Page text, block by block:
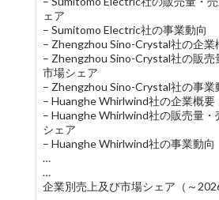
ェア
– Sumitomo Electric社の事業動向
– Zhengzhou Sino-Crystal社の企業
– Zhengzhou Sino-Crystal社の販売
市場シェア
– Zhengzhou Sino-Crystal社の事業
– Huanghe Whirlwind社の企業概要
– Huanghe Whirlwind社の販売量
シェア
– Huanghe Whirlwind社の事業動向
…
…
企業別売上及び市場シェア（～